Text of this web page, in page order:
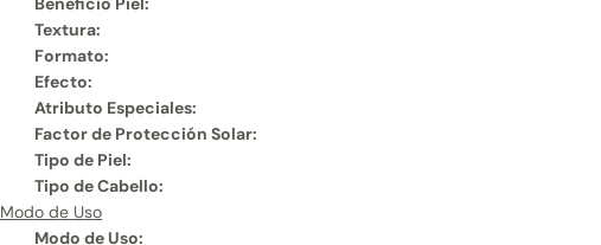
Textura:
Formato:
Efecto:
Atributo Especiales:
Factor de Protección Solar:
Tipo de Piel:
Tipo de Cabello:
Modo de Uso
Modo de Uso: